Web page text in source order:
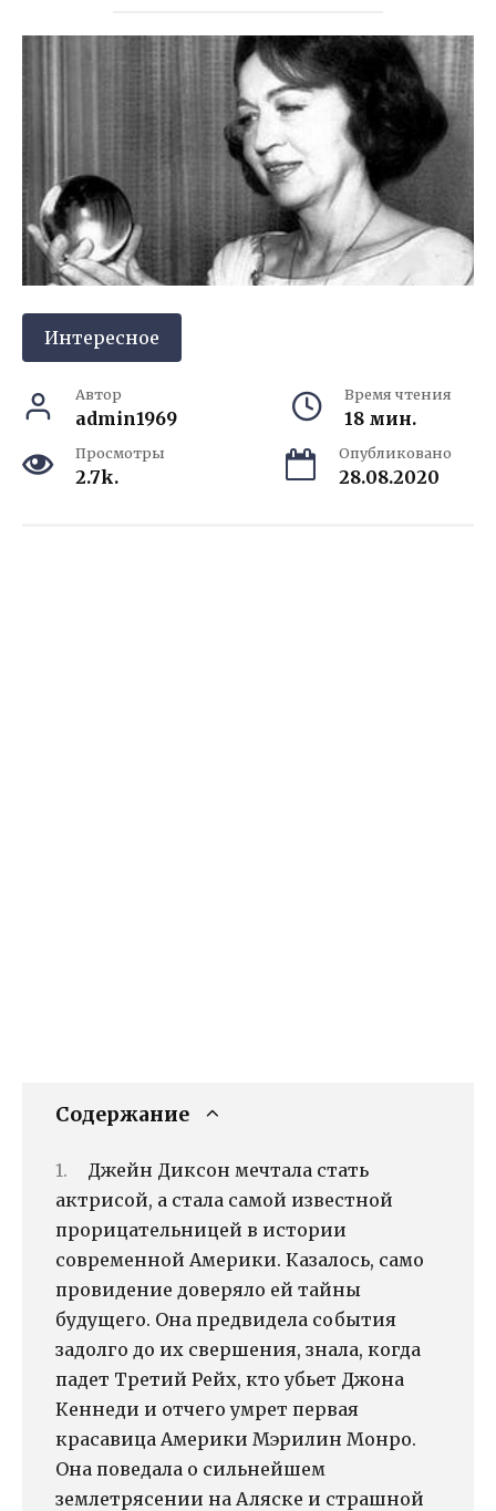
Интересное
Автор
admin1969
Время чтения
18 мин.
Просмотры
2.7k.
Опубликовано
28.08.2020
Содержание
Джейн Диксон мечтала стать
актрисой, а стала самой известной
прорицательницей в истории
современной Америки. Казалось, само
провидение доверяло ей тайны
будущего. Она предвидела события
задолго до их свершения, знала, когда
падет Третий Рейх, кто убьет Джона
Кеннеди и отчего умрет первая
красавица Америки Мэрилин Монро.
Она поведала о сильнейшем
землетрясении на Аляске и страшной